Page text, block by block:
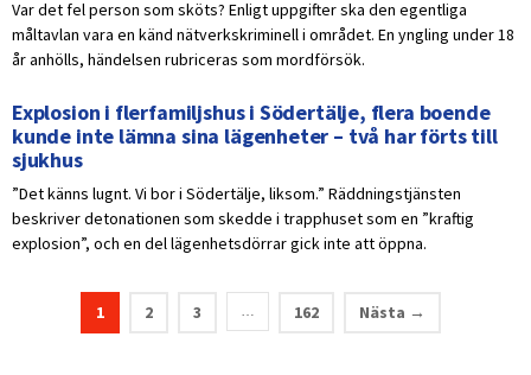
Var det fel person som sköts? Enligt uppgifter ska den egentliga
måltavlan vara en känd nätverkskriminell i området. En yngling under 18
år anhölls, händelsen rubriceras som mordförsök.
Explosion i flerfamiljshus i Södertälje, flera boende
kunde inte lämna sina lägenheter – två har förts till
sjukhus
”Det känns lugnt. Vi bor i Södertälje, liksom.” Räddningstjänsten
beskriver detonationen som skedde i trapphuset som en ”kraftig
explosion”, och en del lägenhetsdörrar gick inte att öppna.
1 2 3 … 162 Nästa →